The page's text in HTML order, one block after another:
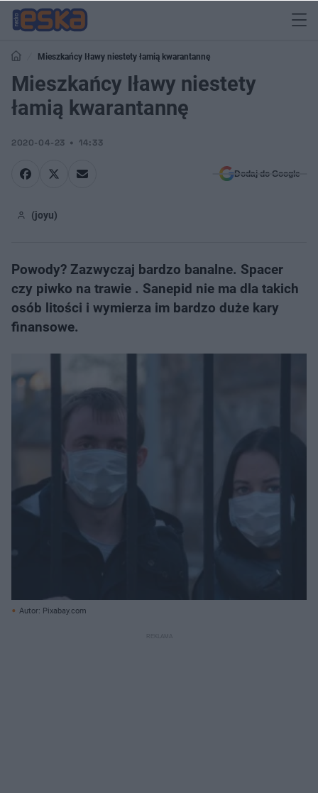
Mieszkańcy Iławy niestety łamią kwarantannę
Mieszkańcy Iławy niestety
łamią kwarantannę
2020-04-23 14:33
Dodaj do Google
(joyu)
Powody? Zazwyczaj bardzo banalne. Spacer
czy piwko na trawie . Sanepid nie ma dla takich
osób litości i wymierza im bardzo duże kary
finansowe.
Autor: Pixabay.com